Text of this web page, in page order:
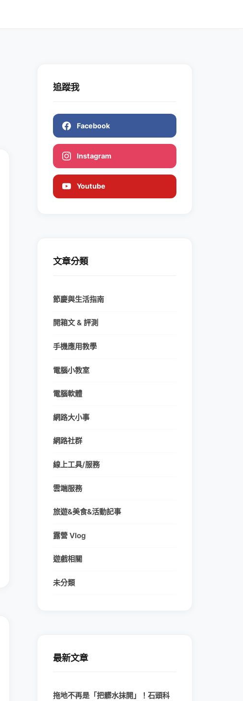
追蹤我
Facebook
Instagram
Youtube
文章分類
節慶與生活指南
開箱文 & 評測
手機應用教學
電腦小教室
電腦軟體
網路大小事
網路社群
線上工具/服務
雲端服務
旅遊&美食&活動記事
露營 Vlog
遊戲相關
未分類
最新文章
拖地不再是「把髒水抹開」！石頭科